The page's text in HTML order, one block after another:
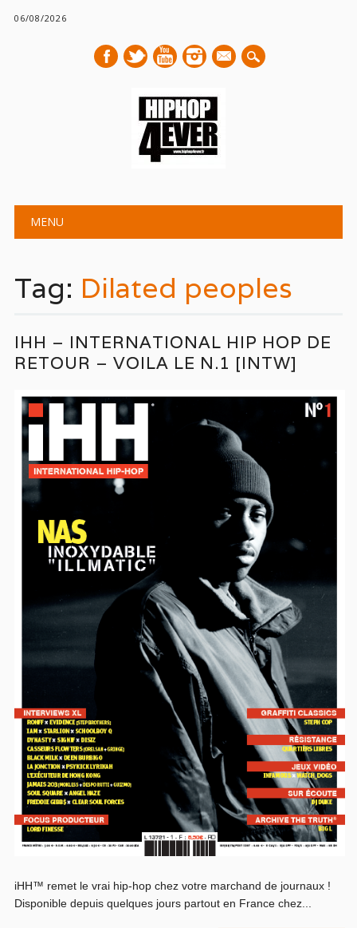
06/08/2026
mail
Main menu
MENU
Tag: Dilated peoples
IHH – INTERNATIONAL HIP HOP DE
RETOUR – VOILA LE N.1 [INTW]
iHH™ remet le vrai hip-hop chez votre marchand de journaux !
Disponible depuis quelques jours partout en France chez...